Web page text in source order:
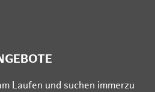
Lau­fen und su­chen im­mer­zu